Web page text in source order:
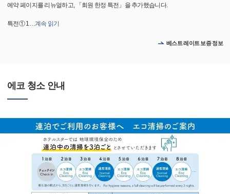
예약 페이지를 리뉴얼하고, 「회원 한정 특전」을 추가했습니다.
특전① 1…계속 읽기
베스트 레이트 보증 정보
에코 청소 안내